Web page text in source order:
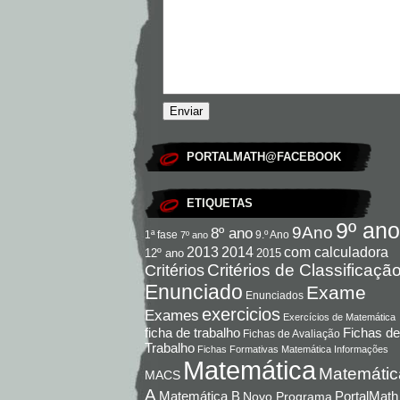
PORTALMATH@FACEBOOK
ETIQUETAS
1ª fase 7º ano 8º ano 9.º Ano 9Ano 9º ano
12º ano 2013 2014 2015 com calculadora
Critérios Critérios de Classificação
Enunciado Enunciados Exame
Exames exercicios Exercícios de Matemática
ficha de trabalho Fichas de Avaliação Fichas de
Trabalho Fichas Formativas Matemática Informações
MACS Matemática
A Matemática B Novo Programa PortalMath